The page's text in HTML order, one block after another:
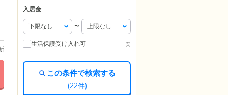
入居金
〜
生活保護受け入れ可 (5)
この条件で検索する
(22件)